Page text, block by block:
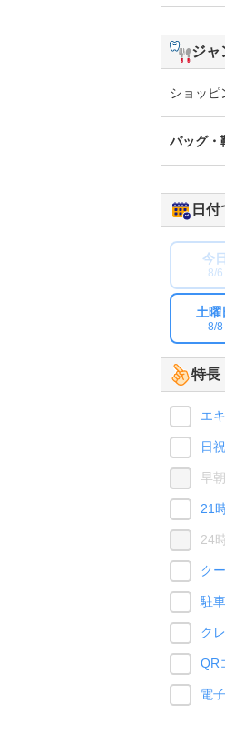
ジャ
ショッピ
バッグ・
日
今日
8/6
土曜
8/8
特長
エ
日
早
21
24
ク
駐
ク
QR
電